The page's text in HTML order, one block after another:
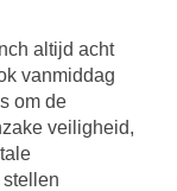
altijd acht
vanmiddag
om de
veiligheid,